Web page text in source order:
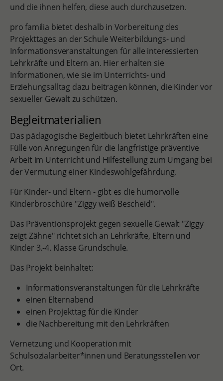
und die ihnen helfen, diese auch durchzusetzen.
pro familia bietet deshalb in Vorbereitung des
Projekttages an der Schule Weiterbildungs- und
Informationsveranstaltungen für alle interessierten
Lehrkräfte und Eltern an. Hier erhalten sie
Informationen, wie sie im Unterrichts- und
Erziehungsalltag dazu beitragen können, die Kinder vor
sexueller Gewalt zu schützen.
Begleitmaterialien
Das pädagogische Begleitbuch bietet Lehrkräften eine
Fülle von Anregungen für die langfristige präventive
Arbeit im Unterricht und Hilfestellung zum Umgang bei
der Vermutung einer Kindeswohlgefährdung.
Für Kinder- und Eltern - gibt es die humorvolle
Kinderbroschüre "Ziggy weiß Bescheid".
Das Präventionsprojekt gegen sexuelle Gewalt "Ziggy
zeigt Zähne" richtet sich an Lehrkräfte, Eltern und
Kinder 3.-4. Klasse Grundschule.
Das Projekt beinhaltet:
Informationsveranstaltungen für die Lehrkräfte
einen Elternabend
einen Projekttag für die Kinder
die Nachbereitung mit den Lehrkräften
Vernetzung und Kooperation mit
Schulsozialarbeiter*innen und Beratungsstellen vor
Ort.